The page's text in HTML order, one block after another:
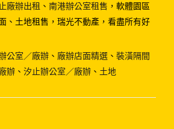
廠辦出租 、 南港辦公室租售 ，軟體園區
、土地租售，瑞光不動產，看盡所有好
公室／廠辦 、 廠辦店面精選 、 裝潢隔間
辦 、 汐止辦公室／廠辦 、 土地